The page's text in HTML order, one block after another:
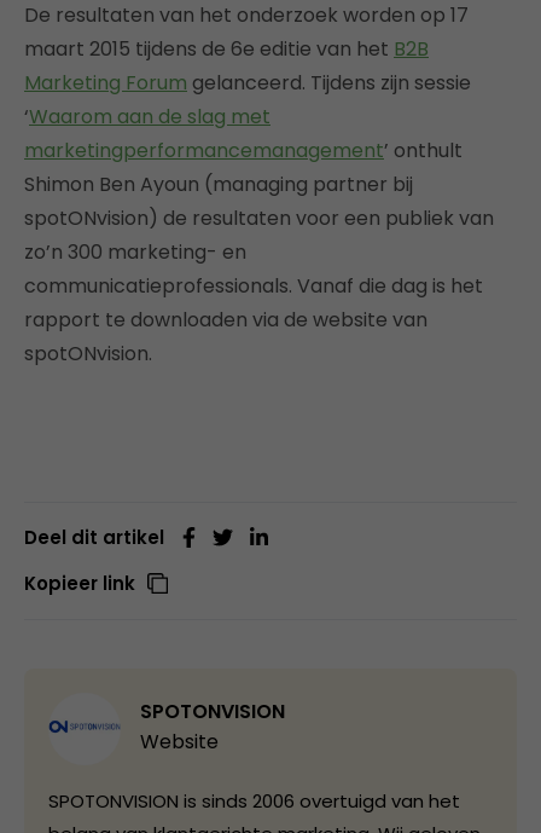
De resultaten van het onderzoek worden op 17
maart 2015 tijdens de 6e editie van het B2B
Marketing Forum gelanceerd. Tijdens zijn sessie
‘Waarom aan de slag met
marketingperformancemanagement’ onthult
Shimon Ben Ayoun (managing partner bij
spotONvision) de resultaten voor een publiek van
zo’n 300 marketing- en
communicatieprofessionals. Vanaf die dag is het
rapport te downloaden via de website van
spotONvision.
Deel dit artikel
Kopieer link
SPOTONVISION
Website
SPOTONVISION is sinds 2006 overtuigd van het